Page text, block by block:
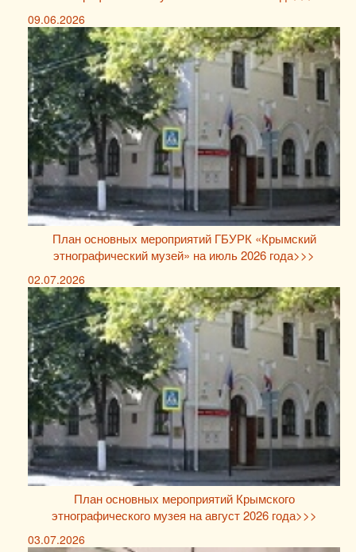
09.06.2026
План основных мероприятий ГБУРК «Крымский
этнографический музей» на июль 2026 года>>>
02.07.2026
План основных мероприятий Крымского
этнографического музея на август 2026 года>>>
03.07.2026